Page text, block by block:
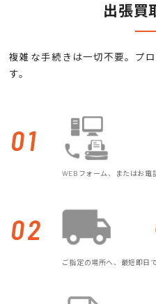
出張買
複雑な手続きは一切不要。プ
す。
01
WEBフォーム、またはお電
02
ご指定の場所へ、最短即日